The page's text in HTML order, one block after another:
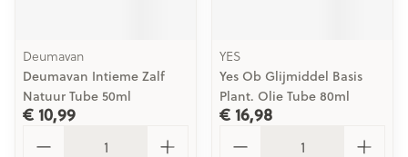
Deumavan
Deumavan Intieme Zalf
Natuur Tube 50ml
€ 10,99
YES
Yes Ob Glijmiddel Basis
Plant. Olie Tube 80ml
€ 16,98